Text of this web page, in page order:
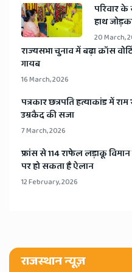
​परिवार के
हाथ
20 March,
​राज्यसभा चुनाव में बढ़ा क्रॉस
गायब
16 March, 2026
​पत्रकार छत्रपति हत्याकांड में
उम्रकैद की सजा
7 March, 2026
​फ्रांस से 114 राफेल लड़ाकू
पर हो सकता है ऐलान
12 February, 2026
राजस्थान न्यूज़